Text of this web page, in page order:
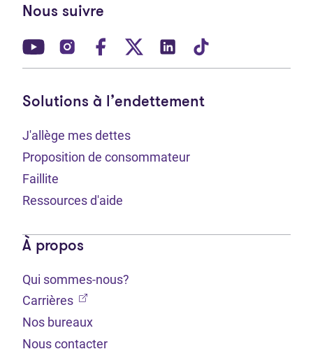
Nous suivre
(Ouvre dans un nouvel onglet)
(Ouvre dans un nouvel onglet)
(Ouvre dans un nouvel onglet)
(Ouvre dans un nouvel
(Ouvre dans un
Solutions à l’endettement
J'allège mes dettes
Proposition de consommateur
Faillite
Ressources d'aide
À propos
Qui sommes-nous?
Carrières (Ouvre dans un nouvel onglet)
Nos bureaux
Nous contacter